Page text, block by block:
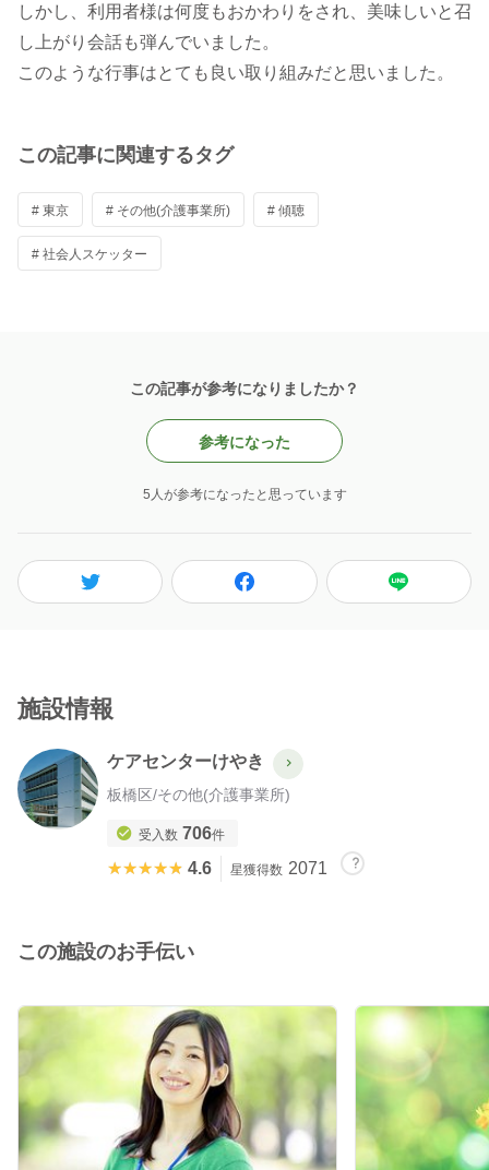
しかし、利用者様は何度もおかわりをされ、美味しいと召
し上がり会話も弾んでいました。
このような行事はとても良い取り組みだと思いました。
この記事に関連するタグ
# 東京 # その他(介護事業所) # 傾聴
# 社会人スケッター
この記事が参考になりましたか？
参考になった
5人が参考になったと思っています
施設情報
ケアセンターけやき
板橋区/その他(介護事業所)
受入数 706件
★★★★★
★★★★★ 4.6 星獲得数 2071
この施設のお手伝い